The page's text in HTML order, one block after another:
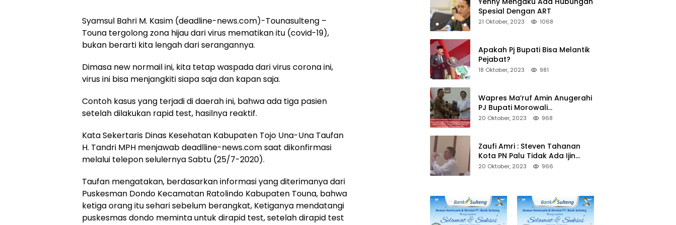
Syamsul Bahri M. Kasim (deadline-news.com)-Tounasulteng –
Touna tergolong zona hijau dari virus mematikan itu (covid-19),
bukan berarti kita lengah dari serangannya.
Dimasa new normail ini, kita tetap waspada dari virus corona ini,
virus ini bisa menjangkiti siapa saja dan kapan saja.
Contoh kasus yang terjadi di daerah ini, bahwa ada tiga pasien
setelah dilakukan rapid test, hasilnya reaktif.
Kata Sekertaris Dinas Kesehatan Kabupaten Tojo Una-Una Taufan
H. Tandri MPH menjawab deadlline-news.com saat dikonfirmasi
melalui telepon selulernya Sabtu (25/7-2020).
Taufan mengatakan, berdasarkan informasi yang diterimanya dari
Puskesman Dondo Kecamatan Ratolindo Kabupaten Touna, bahwa
ketiga orang itu sehari sebelum berangkat, Ketiganya mendatangi
puskesmas dondo meminta untuk dirapid test, setelah dirapid test
Spesial Dengan ART
21 Oktober, 2023 1068
Apakah Pj Bupati Bisa Melantik
Pejabat?
18 Oktober, 2023 981
Wapres Ma’ruf Amin Anugerahi
PJ Bupati Morowali
Penghargaan Paritrana Award
20 Oktober, 2023 968
Zaufi Amri : Steven Tahanan
Kota PN Palu Tidak Ada Ijin
Keluar Kota
20 Oktober, 2023 966